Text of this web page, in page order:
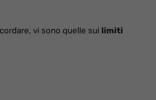
vi sono quelle sui limiti